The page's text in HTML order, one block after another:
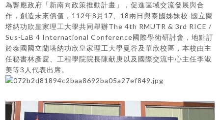
為響應政府「新南向政策推動計畫」，促進區域交流發展與合
作，創造未來價值，112年8月17、18兩日與泰國姊妹校-國立蘭
塔納功欣皇家理工大學共同舉辦The 4th RMUTR & 3rd RICE /
Sus-LaB 4 International Conference國際學術研討會，地點訂
於泰國國立蘭塔納功欣皇家理工大學曼谷及華欣校區，本校由主
任秘書林彥霆、工程學院院長陳献庚以及國際交流中心主任李淑
美等3人代表出席。